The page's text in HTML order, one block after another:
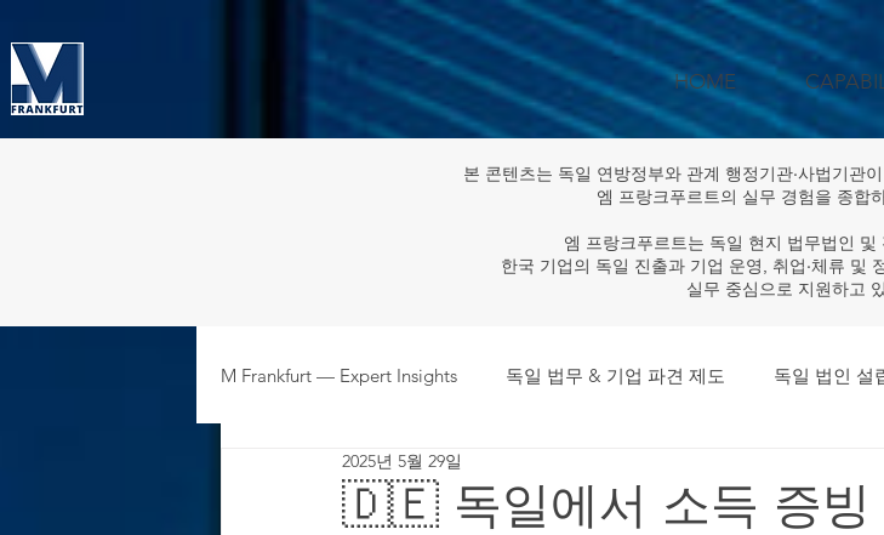
HOME
본 콘텐츠는 독일 연방정부와 관계 행정기관·사법기관
엠 프랑크푸르트의 실무 경험을 종합
엠 프랑크푸르트는 독일 현지 법무법인 및
한국 기업의 독일 진출과 기업 운영, 취업·체류 및
실무 중심으로 지원하고
M Frankfurt — Expert Insights 독일 법무 & 기업 파견 제도 독일 법인 설
주재원·파견인 HR & 노동 규정
🇩🇪 독일에서 소득 증빙
2025년 5월 29일